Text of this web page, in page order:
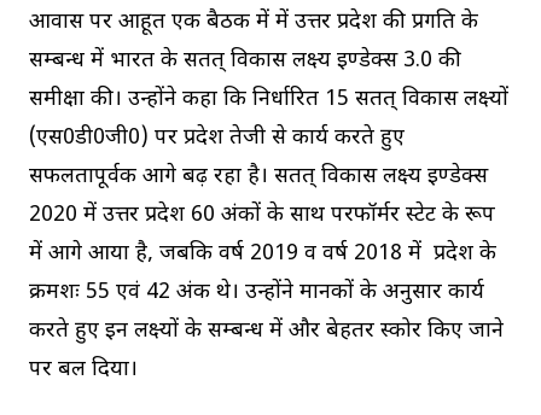
आवास पर आहूत एक बैठक में में उत्तर प्रदेश की प्रगति के
सम्बन्ध में भारत के सतत् विकास लक्ष्य इण्डेक्स 3.0 की
समीक्षा की। उन्होंने कहा कि निर्धारित 15 सतत् विकास लक्ष्यों
(एस0डी0जी0) पर प्रदेश तेजी से कार्य करते हुए
सफलतापूर्वक आगे बढ़ रहा है। सतत् विकास लक्ष्य इण्डेक्स
2020 में उत्तर प्रदेश 60 अंकों के साथ परफॉर्मर स्टेट के रूप
में आगे आया है, जबकि वर्ष 2019 व वर्ष 2018 में प्रदेश के
क्रमशः 55 एवं 42 अंक थे। उन्होंने मानकों के अनुसार कार्य
करते हुए इन लक्ष्यों के सम्बन्ध में और बेहतर स्कोर किए जाने
पर बल दिया।